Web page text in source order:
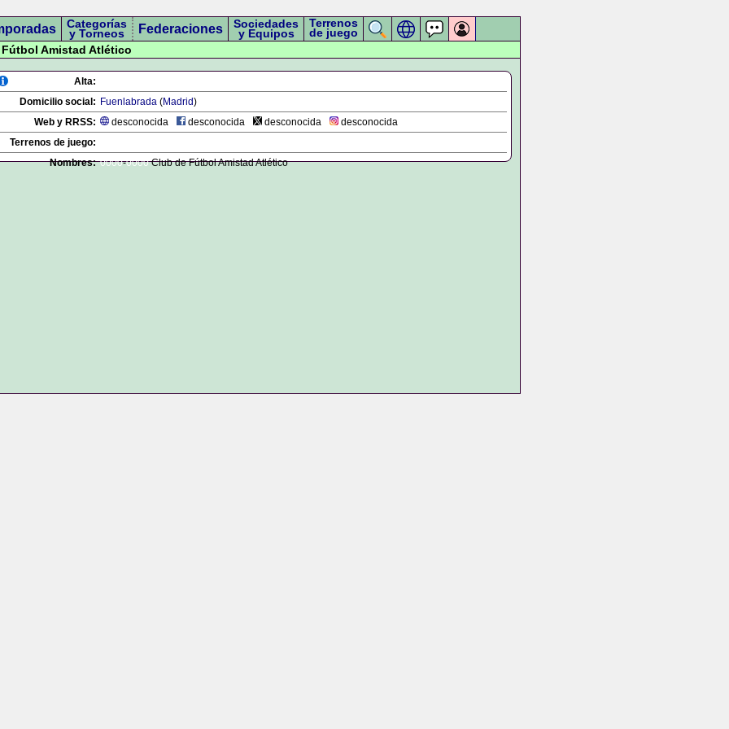
Categorías
y Torneos Federaciones Sociedades
y Equipos
Terrenos
de juego
Amistad Atlético
Alta:
Domicilio social: Fuenlabrada (Madrid)
Web y RRSS:
desconocida desconocida desconocida
desconocida
Terrenos de juego:
Nombres: 0000-0000Club de Fútbol Amistad Atlético